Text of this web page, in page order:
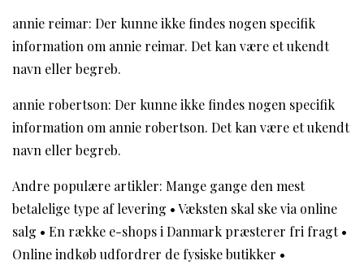
annie reimar: Der kunne ikke findes nogen specifik
information om annie reimar. Det kan være et ukendt
navn eller begreb.
annie robertson: Der kunne ikke findes nogen specifik
information om annie robertson. Det kan være et ukendt
navn eller begreb.
Andre populære artikler: Mange gange den mest
betalelige type af levering •Væksten skal ske via online
salg • En række e-shops i Danmark præsterer fri fragt•
Online indkøb udfordrer de fysiske butikker •